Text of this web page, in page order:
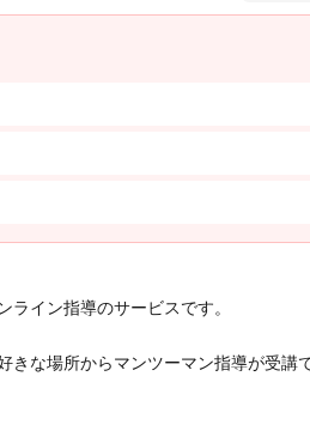
イン指導のサービスです。
な場所からマンツーマン指導が受講